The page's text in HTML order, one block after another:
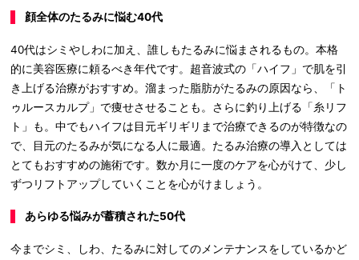
顔全体のたるみに悩む40代
40代はシミやしわに加え、誰しもたるみに悩まされるもの。本格
的に美容医療に頼るべき年代です。超音波式の「ハイフ」で肌を引
き上げる治療がおすすめ。溜まった脂肪がたるみの原因なら、「ト
ゥルースカルプ」で痩せさせることも。さらに釣り上げる「糸リフ
ト」も。中でもハイフは目元ギリギリまで治療できるのが特徴なの
で、目元のたるみが気になる人に最適。たるみ治療の導入としては
とてもおすすめの施術です。数か月に一度のケアを心がけて、少し
ずつリフトアップしていくことを心がけましょう。
あらゆる悩みが蓄積された50代
今までシミ、しわ、たるみに対してのメンテナンスをしているかど